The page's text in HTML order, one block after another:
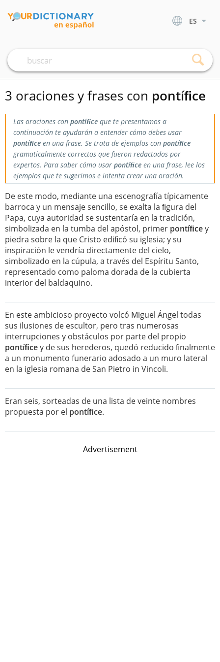
ES
3 oraciones y frases con pontíﬁce
Las oraciones con pontíﬁce que te presentamos a
continuación te ayudarán a entender cómo debes usar
pontíﬁce en una frase. Se trata de ejemplos con pontíﬁce
gramaticalmente correctos que fueron redactados por
expertos. Para saber cómo usar pontíﬁce en una frase, lee los
ejemplos que te sugerimos e intenta crear una oración.
De este modo, mediante una escenografía típicamente
barroca y un mensaje sencillo, se exalta la ﬁgura del
Papa, cuya autoridad se sustentaría en la tradición,
simbolizada en la tumba del apóstol, primer pontíﬁcey
piedra sobre la que Cristo ediﬁcó su iglesia; y su
inspiración le vendría directamente del cielo,
simbolizado en la cúpula, a través del Espíritu Santo,
representado como paloma dorada de la cubierta
interior del baldaquino.
En este ambicioso proyecto volcó Miguel Ángel todas
sus ilusiones de escultor, pero tras numerosas
interrupciones y obstáculos por parte del propio
pontíﬁcey de sus herederos, quedó reducido ﬁnalmente
a un monumento funerario adosado a un muro lateral
en la iglesia romana de San Pietro in Vincoli.
Eran seis, sorteadas de una lista de veinte nombres
propuesta por el pontíﬁce.
Advertisement